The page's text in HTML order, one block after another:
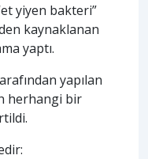
yiyen bakteri”
kaynaklanan
yaptı.
yapılan
herhangi bir